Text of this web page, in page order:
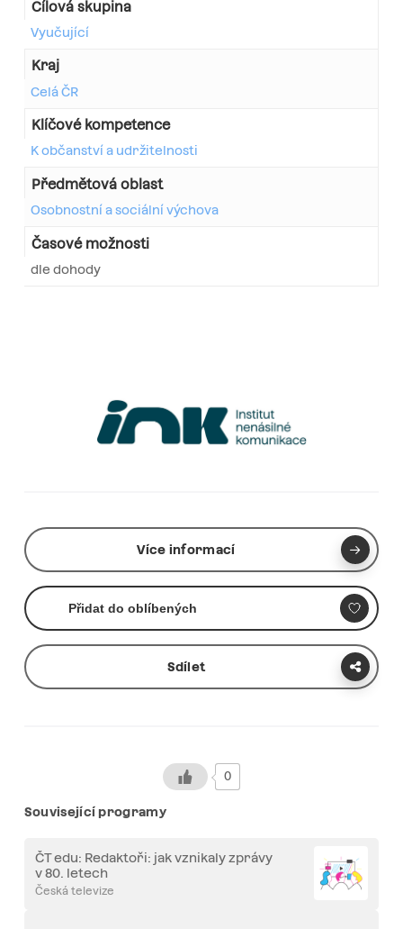
Cílová skupina
Vyučující
Kraj
Celá ČR
Klíčové kompetence
K občanství a udržitelnosti
Předmětová oblast
Osobnostní a sociální výchova
Časové možnosti
dle dohody
Více informací
Přidat do oblíbených
Sdílet
0
Související programy
ČT edu: Redaktoři: jak vznikaly zprávy
v 80. letech
Česká televize